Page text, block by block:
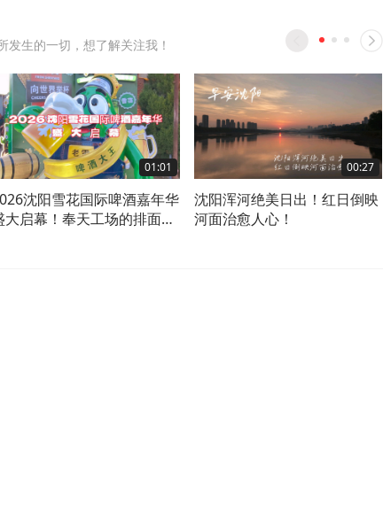
发生的一切，想了解关注我！
01:01
沈阳雪花国际啤酒嘉年华
大启幕！奉天工场的排面来
00:27
沈阳浑河绝美日出！红日倒映
河面治愈人心！